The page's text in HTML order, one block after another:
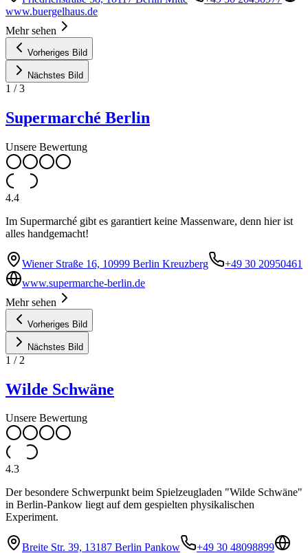
www.buergelhaus.de
Mehr sehen
Vorheriges Bild
Nächstes Bild
1 /3
Supermarché Berlin
Unsere Bewertung
4.4
Im Supermarché gibt es garantiert keine Massenware, denn hier ist
alles handgemacht!
Wiener Straße 16, 10999 Berlin Kreuzberg
+49 30 20950461
www.supermarche-berlin.de
Mehr sehen
Vorheriges Bild
Nächstes Bild
1 / 2
Wilde Schwäne
Unsere Bewertung
4.3
Der besondere Schwerpunkt beim Spielzeugladen "Wilde Schwäne"
in Berlin-Pankow liegt auf dem gespielten physikalischen
Experiment.
Breite Str. 39, 13187 Berlin Pankow
+49 30 48098899